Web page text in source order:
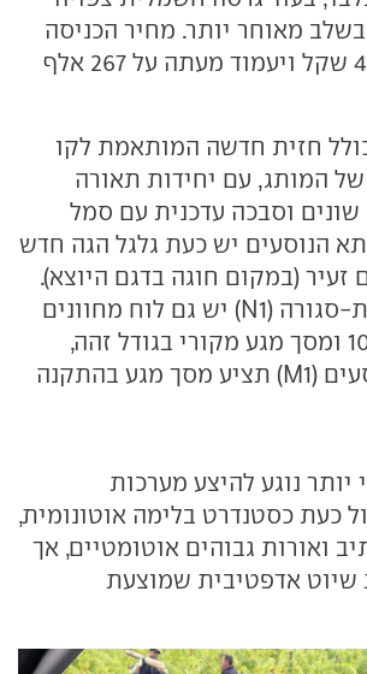
מאוחר יותר. מחיר הכניסה
התייקר ב-4,000 שקל ויעמוד מעתה על 267 אלף
חזית חדשה המותאמת לקו
של המותג, עם יחידות תאורה
וסבכה עדכנית עם סמל
הנוסעים יש כעת גלגל הגה חדש
זעיר (במקום חוגה בדגם היוצא).
בגרסה המסחרית-סגורה (N1) יש גם לוח מחוונים
דיגיטלי בגודל "10 ומסך מגע מקורי בגודל זהה,
בעוד גרסת הנוסעים (M1) תציע מסך מגע בהתקנה
נוגע להיצע מערכות
כעת כסטנדרט בלימה אוטונומית,
ואורות גבוהים אוטומטיים, אך
שיוט אדפטיבית שמוצעת